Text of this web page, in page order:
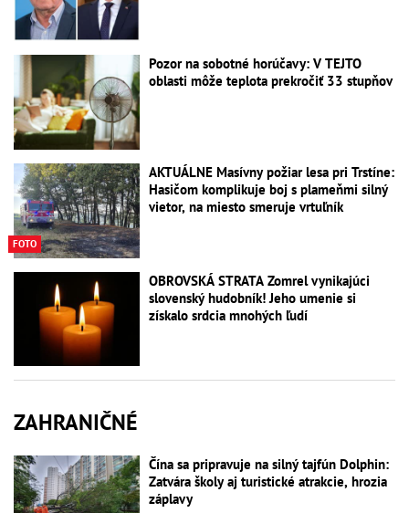
Pozor na sobotné horúčavy: V TEJTO
oblasti môže teplota prekročiť 33 stupňov
FOTO
AKTUÁLNE Masívny požiar lesa pri Trstíne:
Hasičom komplikuje boj s plameňmi silný
vietor, na miesto smeruje vrtuľník
OBROVSKÁ STRATA Zomrel vynikajúci
slovenský hudobník! Jeho umenie si
získalo srdcia mnohých ľudí
ZAHRANIČNÉ
Čína sa pripravuje na silný tajfún Dolphin:
Zatvára školy aj turistické atrakcie, hrozia
záplavy